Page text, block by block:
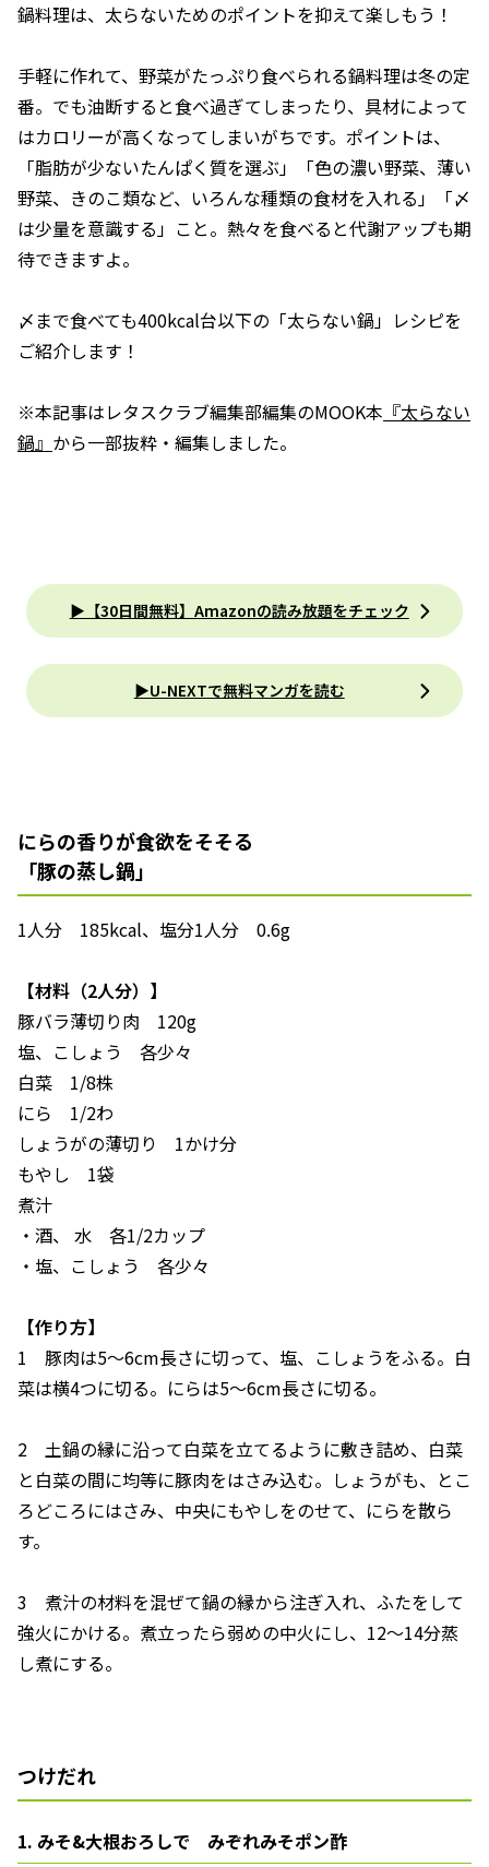
鍋料理は、太らないためのポイントを抑えて楽しもう！
手軽に作れて、野菜がたっぷり食べられる鍋料理は冬の定
番。でも油断すると食べ過ぎてしまったり、具材によって
はカロリーが高くなってしまいがちです。ポイントは、
「脂肪が少ないたんぱく質を選ぶ」「色の濃い野菜、薄い
野菜、きのこ類など、いろんな種類の食材を入れる」「〆
は少量を意識する」こと。熱々を食べると代謝アップも期
待できますよ。
〆まで食べても400kcal台以下の「太らない鍋」レシピを
ご紹介します！
※本記事はレタスクラブ編集部編集のMOOK本 『太らない
鍋』 から一部抜粋・編集しました。
▶【30日間無料】Amazonの読み放題をチェック
▶U-NEXTで無料マンガを読む
にらの香りが食欲をそそる
「豚の蒸し鍋」
1人分 185kcal、塩分1人分 0.6g
【材料（2人分）】
豚バラ薄切り肉 120g
塩、こしょう 各少々
白菜 1/8株
にら 1/2わ
しょうがの薄切り 1かけ分
もやし 1袋
煮汁
・酒、 水 各1/2カップ
・塩、こしょう 各少々
【作り方】
1 豚肉は5～6cm長さに切って、塩、こしょうをふる。白
菜は横4つに切る。にらは5～6cm長さに切る。
2 土鍋の縁に沿って白菜を立てるように敷き詰め、白菜
と白菜の間に均等に豚肉をはさみ込む。しょうがも、とこ
ろどころにはさみ、中央にもやしをのせて、にらを散ら
す。
3 煮汁の材料を混ぜて鍋の縁から注ぎ入れ、ふたをして
強火にかける。煮立ったら弱めの中火にし、12～14分蒸
し煮にする。
つけだれ
1. みそ&大根おろしで みぞれみそポン酢